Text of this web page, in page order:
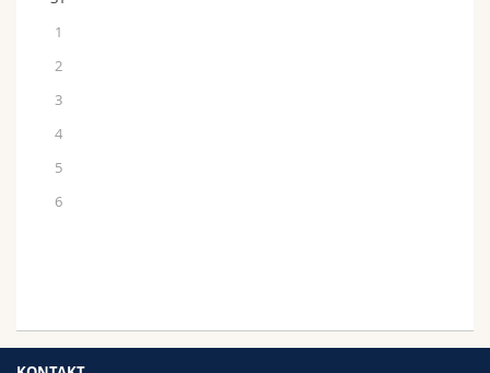
1
2
3
4
5
6